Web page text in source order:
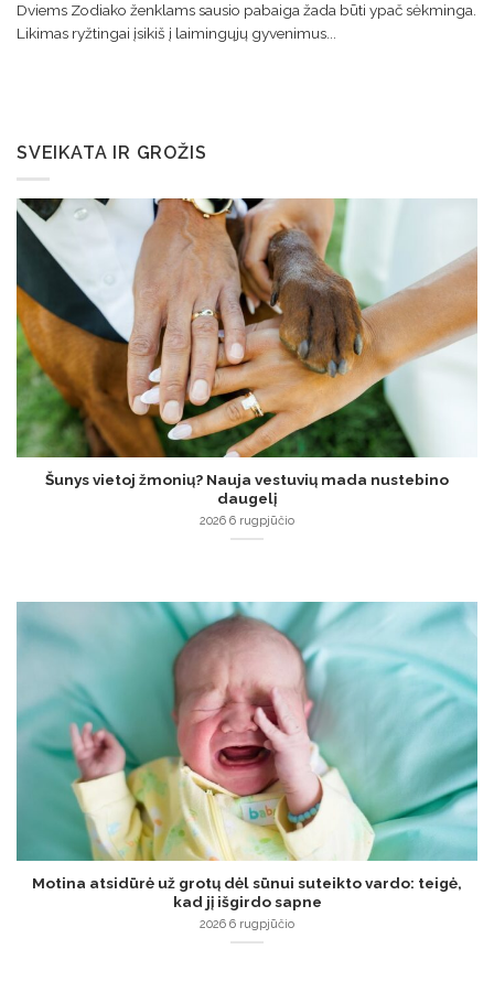
Dviems Zodiako ženklams sausio pabaiga žada būti ypač sėkminga.
Likimas ryžtingai įsikiš į laimingųjų gyvenimus...
SVEIKATA IR GROŽIS
Šunys vietoj žmonių? Nauja vestuvių mada nustebino
daugelį
2026 6 rugpjūčio
Motina atsidūrė už grotų dėl sūnui suteikto vardo: teigė,
kad jį išgirdo sapne
2026 6 rugpjūčio